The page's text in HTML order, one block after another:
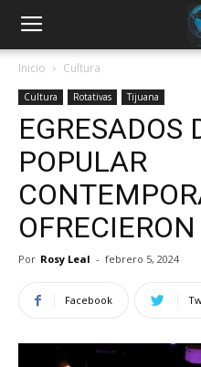
Inicio Cultura
Cultura Rotativas Tijuana
EGRESADOS
POPULAR
Por Rosy Leal - febrero 5, 2024
Facebook